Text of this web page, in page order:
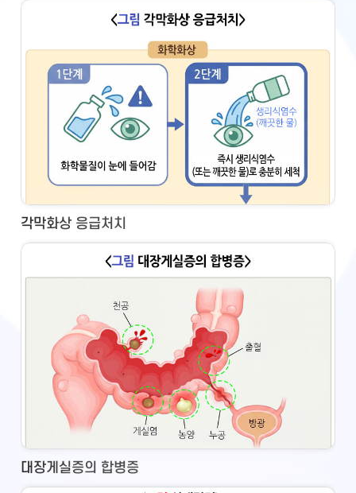
각막화상 응급처치
대장게실증의 합병증